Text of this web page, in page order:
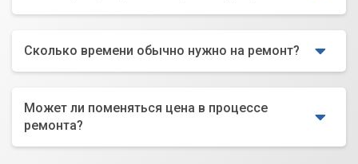
Сколько времени обычно нужно на ремонт?
Может ли поменяться цена в процессе
ремонта?